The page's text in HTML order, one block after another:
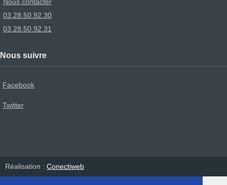
03.28.50.92.30
03.28.50.92.31
Nous suivre
Facebook
Twitter
Réalisation : Conectiweb